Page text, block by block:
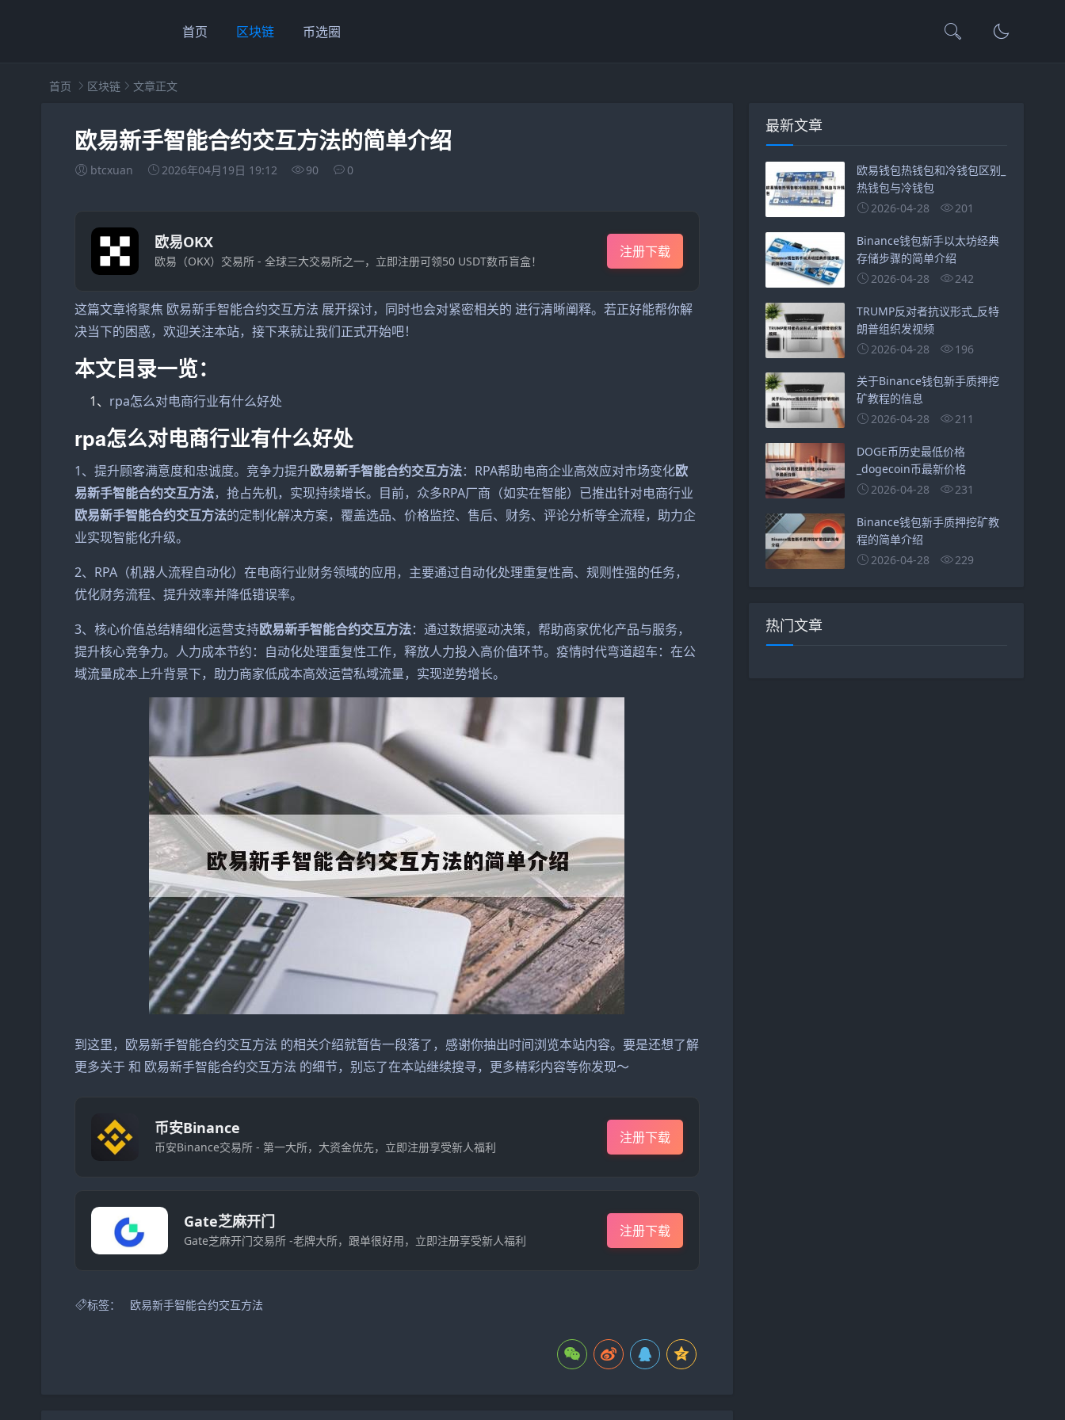
首页 区块链 币选圈
首页 区块链 文章正文
欧易新手智能合约交互方法的简单介绍
btcxuan 2026年04月19日 19:12 90 0
欧易OKX
欧易（OKX）交易所 - 全球三大交易所之一，立即注册可领50 USDT数币盲盒！
注册下载
这篇文章将聚焦 欧易新手智能合约交互方法 展开探讨，同时也会对紧密相关的 进行清晰阐释。若正好能帮你解
决当下的困惑，欢迎关注本站，接下来就让我们正式开始吧！
本文目录一览：
1、 rpa怎么对电商行业有什么好处
rpa怎么对电商行业有什么好处
1、提升顾客满意度和忠诚度。竞争力提升欧易新手智能合约交互方法：RPA帮助电商企业高效应对市场变化欧
易新手智能合约交互方法，抢占先机，实现持续增长。目前，众多RPA厂商（如实在智能）已推出针对电商行业
欧易新手智能合约交互方法的定制化解决方案，覆盖选品、价格监控、售后、财务、评论分析等全流程，助力企
业实现智能化升级。
2、RPA（机器人流程自动化）在电商行业财务领域的应用，主要通过自动化处理重复性高、规则性强的任务，
优化财务流程、提升效率并降低错误率。
3、核心价值总结精细化运营支持欧易新手智能合约交互方法：通过数据驱动决策，帮助商家优化产品与服务，
提升核心竞争力。人力成本节约：自动化处理重复性工作，释放人力投入高价值环节。疫情时代弯道超车：在公
域流量成本上升背景下，助力商家低成本高效运营私域流量，实现逆势增长。
到这里，欧易新手智能合约交互方法 的相关介绍就暂告一段落了，感谢你抽出时间浏览本站内容。要是还想了解
更多关于 和 欧易新手智能合约交互方法 的细节，别忘了在本站继续搜寻，更多精彩内容等你发现～
币安Binance
币安Binance交易所 - 第一大所，大资金优先，立即注册享受新人福利
注册下载
Gate芝麻开门
Gate芝麻开门交易所 -老牌大所，跟单很好用，立即注册享受新人福利
注册下载
标签： 欧易新手智能合约交互方法
最新文章
欧易钱包热钱包和冷钱包区别_
热钱包与冷钱包
2026-04-28
201
Binance钱包新手以太坊经典
存储步骤的简单介绍
2026-04-28
242
TRUMP反对者抗议形式_反特
朗普组织发视频
2026-04-28
196
关于Binance钱包新手质押挖
矿教程的信息
2026-04-28
211
DOGE币历史最低价格
_dogecoin币最新价格
2026-04-28
231
Binance钱包新手质押挖矿教
程的简单介绍
2026-04-28
229
热门文章